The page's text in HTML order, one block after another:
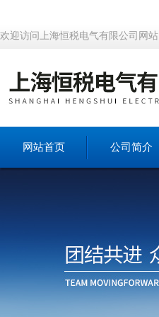
欢迎访问上海恒税电气有限公司网站
网站首页 公司简介